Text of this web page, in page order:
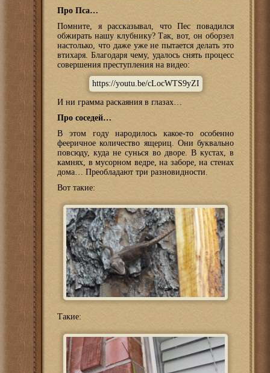
Про Пса…
Помните, я рассказывал, что Пес повадился
обжирать нашу клубнику? Так, вот, он оборзел
настолько, что даже уже не пытается делать это
втихаря. Благодаря чему, удалось снять процесс
совершения преступления на видео:
https://youtu.be/cLocWTS9yZI
И ни грамма раскаяния в глазах…
Про соседей…
В этом году народилось какое-то особенно
фееричное количество ящериц. Они буквально
повсюду, куда не сунься во дворе. В кустах, в
камнях, в мусорном ведре, на заборе, на стенах
дома… Преобладают три разновидности.
Вот такие:
Такие: